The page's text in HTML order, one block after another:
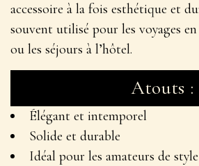
accessoire à la fois esthétique et
souvent utilisé pour les voyages
ou les séjours à l’hôtel.
Atouts :
Élégant et intemporel
Solide et durable
Idéal pour les amateurs de